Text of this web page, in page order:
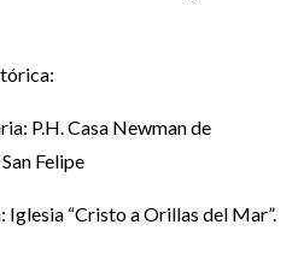
P.H. Casa Newman de
Felipe
“Cristo a Orillas del Mar”.